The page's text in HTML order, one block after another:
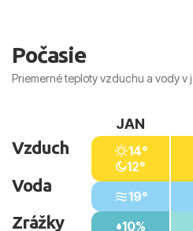
Počasie
Priemerné teploty vzduchu a vody v
Vzduch
Voda
Zrážky
JAN
14°
12°
19°
10%